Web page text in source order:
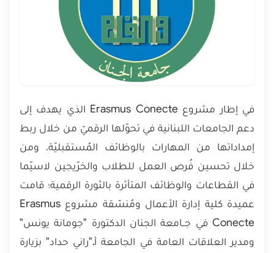
في إطار مشروع Erasmus Conecte الذي يهدف إلى
دعم الجامعات اللبنانية في تحوّلها الرقميّ من خلال ربط
إمداداتها من المهارات بالوظائف المُستقبليّة، ومن
خلال تحسين فُرص العمل للطلاب والخرّيجين لاسيّما
في القطاعات والوظائف المتأثرة بالثورة الرقمية؛ قامت
عميدة كلية إدارة الأعمال ومُنسّقة مشروع Erasmus
Conecte في جــامعة الجنان الدكتورة "جومانة يونس"
ومدير العلاقات العامة في الجامعة أ."راني حداد" بزيارة